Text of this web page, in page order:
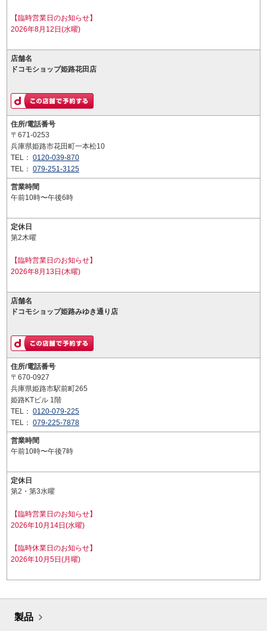
【臨時営業日のお知らせ】
2026年8月12日(水曜)
店舗名
ドコモショップ姫路花田店
住所/電話番号
〒671-0253
兵庫県姫路市花田町一本松10
TEL： 0120-039-870
TEL： 079-251-3125
営業時間
午前10時〜午後6時
定休日
第2木曜
【臨時営業日のお知らせ】
2026年8月13日(木曜)
店舗名
ドコモショップ姫路みゆき通り店
住所/電話番号
〒670-0927
兵庫県姫路市駅前町265
姫路KTビル 1階
TEL： 0120-079-225
TEL： 079-225-7878
営業時間
午前10時〜午後7時
定休日
第2・第3水曜
【臨時営業日のお知らせ】
2026年10月14日(水曜)
【臨時休業日のお知らせ】
2026年10月5日(月曜)
製品